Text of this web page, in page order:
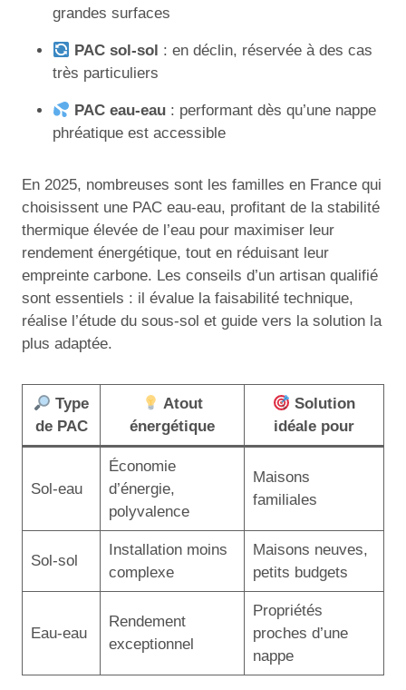
grandes surfaces
PAC sol-sol : en déclin, réservée à des cas
très particuliers
PAC eau-eau : performant dès qu’une nappe
phréatique est accessible
En 2025, nombreuses sont les familles en France qui
choisissent une PAC eau-eau, profitant de la stabilité
thermique élevée de l’eau pour maximiser leur
rendement énergétique, tout en réduisant leur
empreinte carbone. Les conseils d’un artisan qualifié
sont essentiels : il évalue la faisabilité technique,
réalise l’étude du sous-sol et guide vers la solution la
plus adaptée.
Type
de PAC
Atout
énergétique
Solution
idéale pour
Sol-eau
Économie
d’énergie,
polyvalence
Maisons
familiales
Sol-sol
Installation moins
complexe
Maisons neuves,
petits budgets
Eau-eau
Rendement
exceptionnel
Propriétés
proches d’une
nappe